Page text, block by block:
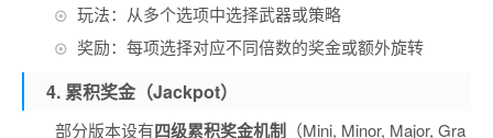
玩法：从多个选项中选择武器或策略
奖励：每项选择对应不同倍数的奖金或额外旋转
4. 累积奖金（Jackpot）
部分版本设有四级累积奖金机制 （Mini, Minor, Major, Gra